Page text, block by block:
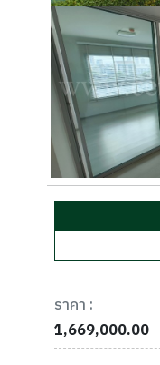
ราคา :
1,669,000.00